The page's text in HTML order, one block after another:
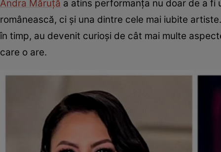
Andra Măruță a atins performanța nu doar de a fi
românească, ci și una dintre cele mai iubite
în timp, au devenit curioși de cât mai multe
care o are.